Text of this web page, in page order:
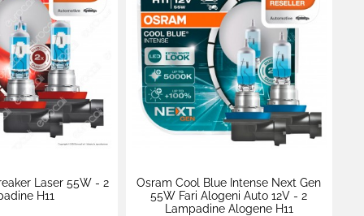
Laser 55W - 2
H11
Osram Cool Blue Intense Next Gen
55W Fari Alogeni Auto 12V - 2
Lampadine Alogene H11